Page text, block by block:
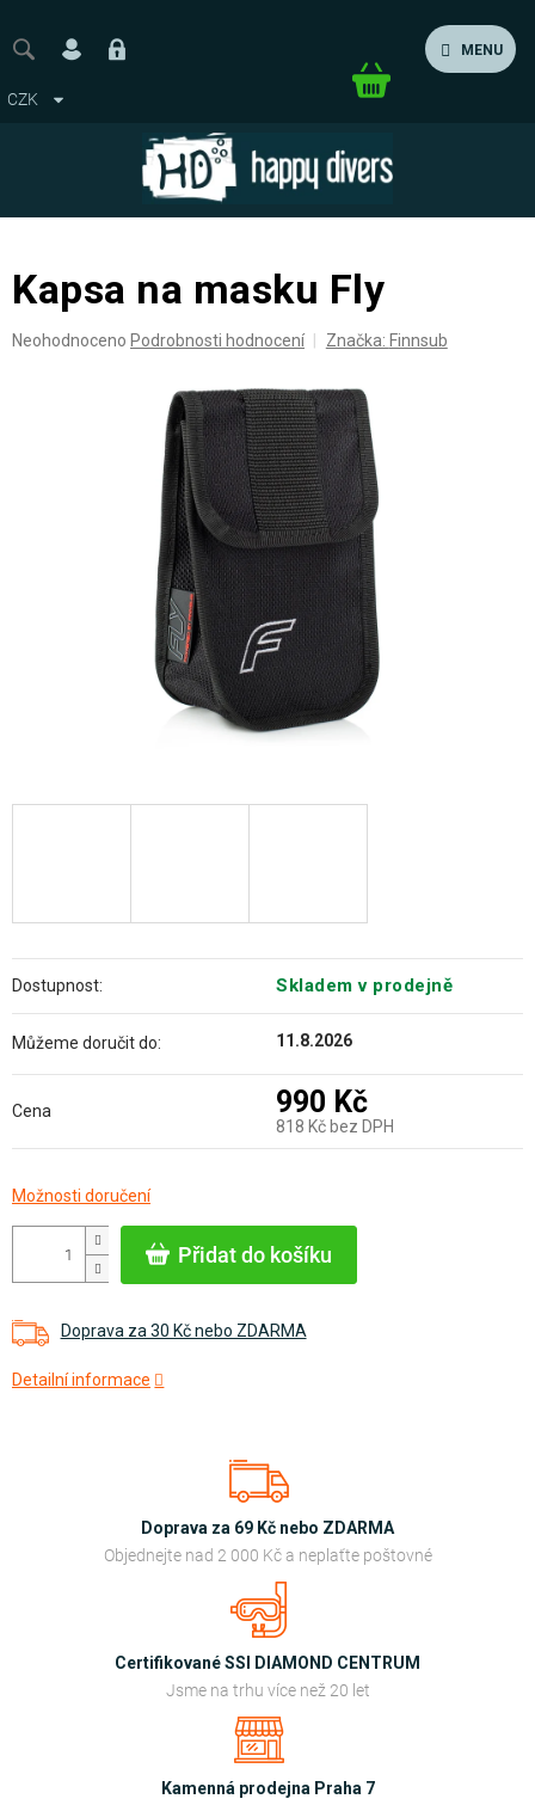
obsah
MENU
CZK
Nákupní
Kapsa na masku Fly
Průměrné
Neohodnoceno Podrobnosti hodnocení Značka: Finnsub
Přidat do košíku
Doprava za 30 Kč nebo ZDARMA
Detailní informace
Dostupnost: Skladem v prodejně
Můžeme doručit do: 11.8.2026
Cena 990 Kč
818 Kč bez DPH
cena:
Možnosti doručení
Doprava za 69 Kč nebo ZDARMA
Objednejte nad 2 000 Kč a neplaťte poštovné
Certifikované SSI DIAMOND CENTRUM
Jsme na trhu více než 20 let
Kamenná prodejna Praha 7